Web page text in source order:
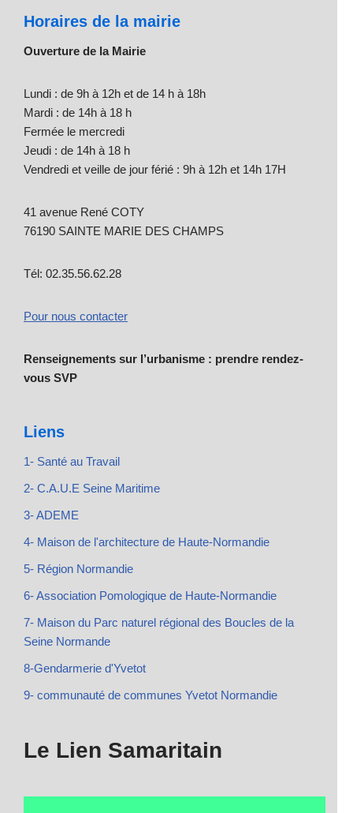
Horaires de la mairie
Ouverture de la Mairie
Lundi : de 9h à 12h et de 14 h à 18h
Mardi : de 14h à 18 h
Fermée le mercredi
Jeudi : de 14h à 18 h
Vendredi et veille de jour férié : 9h à 12h et 14h 17H
41 avenue René COTY
76190 SAINTE MARIE DES CHAMPS
Tél: 02.35.56.62.28
Pour nous contacter
Renseignements sur l’urbanisme : prendre rendez-
vous SVP
Liens
1- Santé au Travail
2- C.A.U.E Seine Maritime
3- ADEME
4- Maison de l'architecture de Haute-Normandie
5- Région Normandie
6- Association Pomologique de Haute-Normandie
7- Maison du Parc naturel régional des Boucles de la
Seine Normande
8-Gendarmerie d'Yvetot
9- communauté de communes Yvetot Normandie
Le Lien Samaritain